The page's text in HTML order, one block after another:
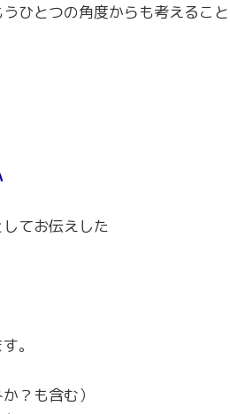
ひとつの角度からも考えるこ
てお伝えした
。
か？も含む）